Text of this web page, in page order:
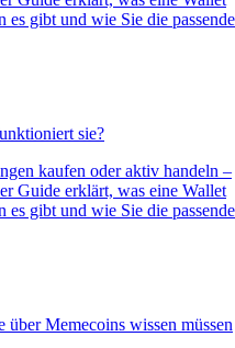
gibt und wie Sie die passende
sie?
kaufen oder aktiv handeln –
Guide erklärt, was eine Wallet
gibt und wie Sie die passende
Memecoins wissen müssen